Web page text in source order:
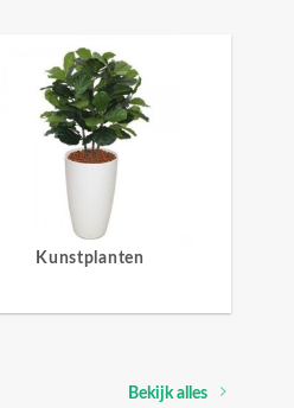
Kunstplanten
Bekijk alles